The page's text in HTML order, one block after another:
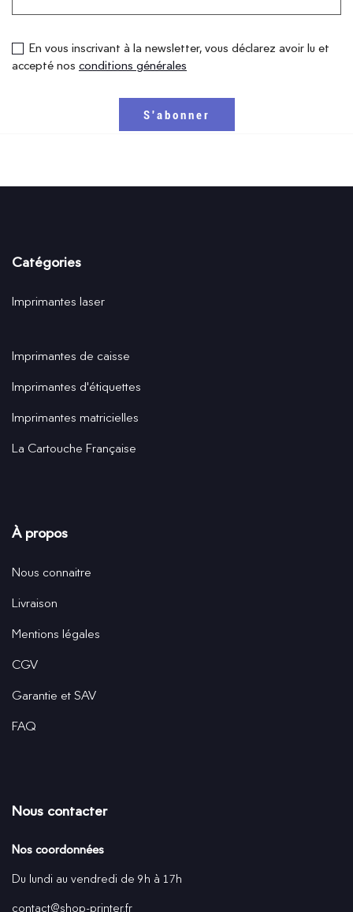
En vous inscrivant à la newsletter, vous déclarez avoir lu et
accepté nos conditions générales
Catégories
Imprimantes laser
Imprimantes de caisse
Imprimantes d'étiquettes
Imprimantes matricielles
La Cartouche Française
À propos
Nous connaitre
Livraison
Mentions légales
CGV
Garantie et SAV
FAQ
Nous contacter
Nos coordonnées
Du lundi au vendredi de 9h à 17h
contact@shop-printer.fr